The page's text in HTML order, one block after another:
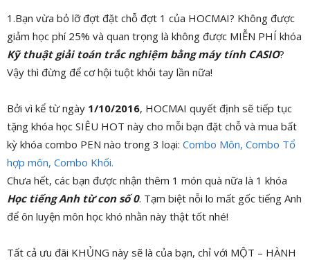
1.Bạn vừa bỏ lỡ đợt đặt chỗ đợt 1 của HOCMAI? Không được
giảm học phí 25% và quan trọng là không được MIỄN PHÍ khóa
Kỹ thuật giải toán trắc nghiệm bằng máy tính CASIO?
Vậy thì đừng để cơ hội tuột khỏi tay lần nữa!
Bởi vì kể từ ngày 1/10/2016, HOCMAI quyết định sẽ tiếp tục
tặng khóa học SIÊU HOT này cho mỗi bạn đặt chỗ và mua bất
kỳ khóa combo PEN nào trong 3 loại: Combo Môn, Combo Tổ
hợp môn, Combo Khối.
Chưa hết, các bạn được nhận thêm 1 món quà nữa là 1 khóa
Học tiếng Anh từ con số 0. Tạm biệt nỗi lo mất gốc tiếng Anh
để ôn luyện môn học khó nhằn này thật tốt nhé!
Tất cả ưu đãi KHỦNG này sẽ là của bạn, chỉ với MỘT – HÀNH